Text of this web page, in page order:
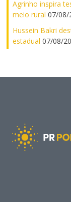
Agrinho inspira
meio rural 07/08/
Hussein Bakri
estadual 07/08/